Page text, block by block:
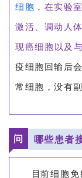
细胞 ，在实验
激活、调动人
现癌细胞以及
疫细胞回输后
常细胞，没有副
问 哪些患者
目前细胞